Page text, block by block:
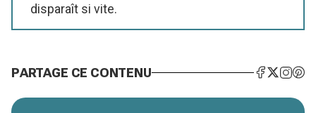
disparaît si vite.
PARTAGE CE CONTENU